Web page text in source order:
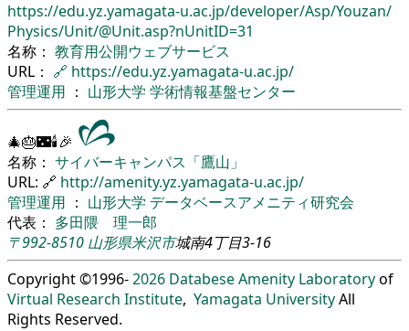
https://edu.yz.yamagata-u.ac.jp/developer/Asp/Youzan/
Physics/Unit/@Unit.asp?nUnitID=31
名称： 教育用公開ウェブサービス
URL： 🔗 https://edu.yz.yamagata-u.ac.jp/
管理運用 ： 山形大学 学術情報基盤センター
🎄🎂🌃🕯🎉
名称： サイバーキャンパス「鷹山」
URL: 🔗 http://amenity.yz.yamagata-u.ac.jp/
管理運用 ： 山形大学 データベースアメニティ研究会
代表： 多田隈 理一郎
〒992-8510 山形県米沢市城南4丁目3-16
Copyright ©1996-2026 Databese Amenity Laboratoryof
Virtual Research Institute, Yamagata UniversityAll
Rights Reserved.